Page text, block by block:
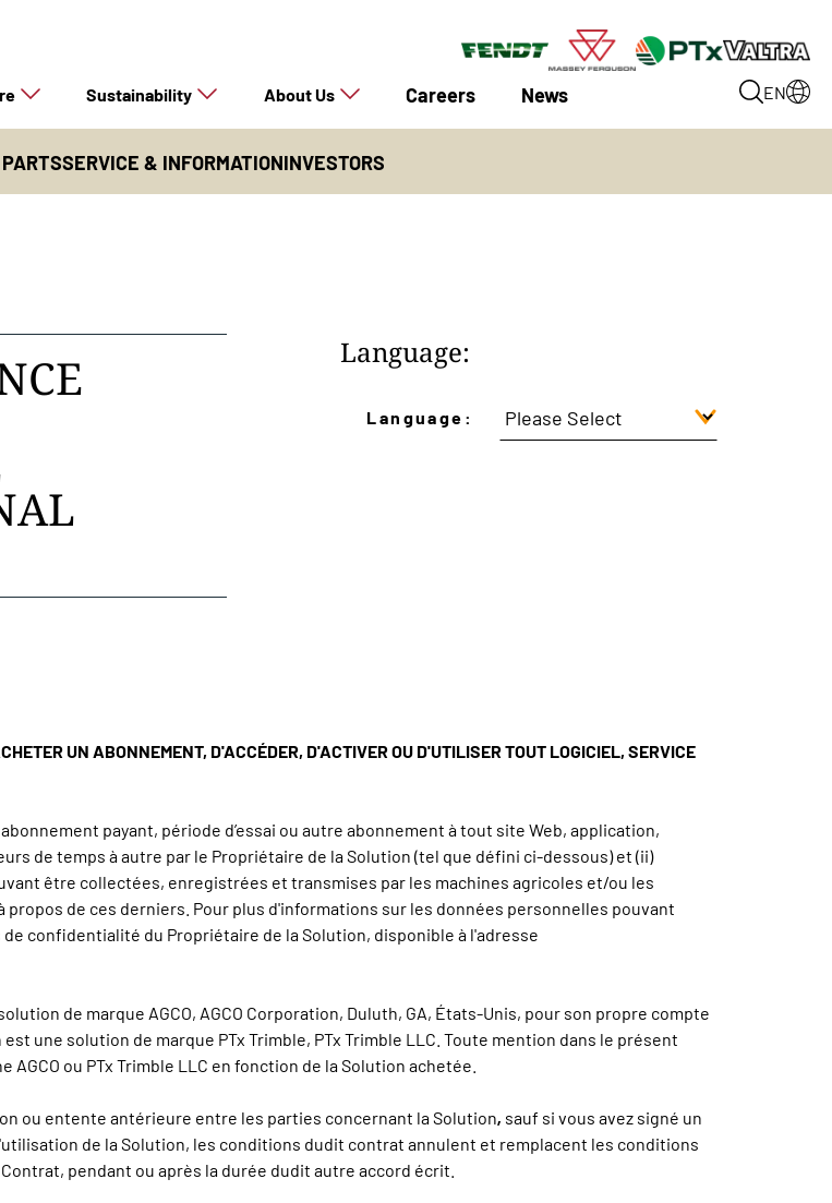
Sustainability About Us Careers News
SERVICE & INFORMATIONINVESTORS
EN
Language:
Language:
UN ABONNEMENT, D'ACCÉDER, D'ACTIVER OU D'UTILISER TOUT LOGICIEL, SERVICE
payant, période d’essai ou autre abonnement à tout site Web, application,
de temps à autre par le Propriétaire de la Solution (tel que défini ci-dessous) et (ii)
être collectées, enregistrées et transmises par les machines agricoles et/ou les
de ces derniers. Pour plus d'informations sur les données personnelles pouvant
confidentialité du Propriétaire de la Solution, disponible à l'adresse
de marque AGCO, AGCO Corporation, Duluth, GA, États-Unis, pour son propre compte
une solution de marque PTx Trimble, PTx Trimble LLC. Toute mention dans le présent
ou PTx Trimble LLC en fonction de la Solution achetée.
ou entente antérieure entre les parties concernant la Solution, sauf si vous avez signé un
de la Solution, les conditions dudit contrat annulent et remplacent les conditions
pendant ou après la durée dudit autre accord écrit.